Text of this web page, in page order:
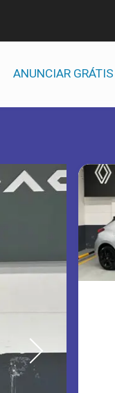
ANUNCIAR GRÁTIS